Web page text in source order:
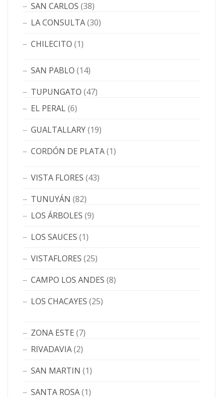
SAN CARLOS (38)
LA CONSULTA(30)
CHILECITO (1)
SAN PABLO (14)
TUPUNGATO (47)
EL PERAL(6)
GUALTALLARY(19)
CORDÓN DE PLATA(1)
VISTA FLORES (43)
TUNUYÁN (82)
LOS ÁRBOLES (9)
LOS SAUCES (1)
VISTAFLORES (25)
CAMPO LOS ANDES (8)
LOS CHACAYES (25)
ZONA ESTE (7)
RIVADAVIA(2)
SAN MARTIN (1)
SANTA ROSA(1)